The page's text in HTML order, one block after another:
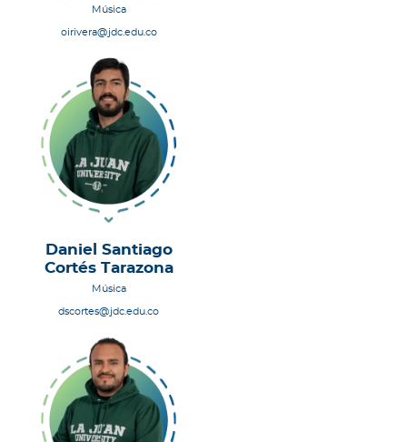
Música
oirivera@jdc.edu.co
Daniel Santiago
Cortés Tarazona
Música
dscortes@jdc.edu.co